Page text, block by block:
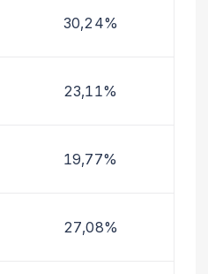
30,24%
23,11%
19,77%
27,08%